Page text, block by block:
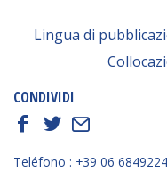
Lingua di
CONDIVIDI
f
t E
Teléfono : +39 06